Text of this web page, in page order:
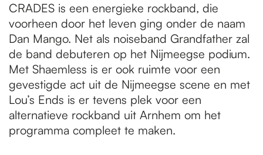
CRADES is een energieke rockband, die
voorheen door het leven ging onder de naam
Dan Mango. Net als noiseband Grandfather zal
de band debuteren op het Nijmeegse podium.
Met Shaemless is er ook ruimte voor een
gevestigde act uit de Nijmeegse scene en met
Lou’s Ends is er tevens plek voor een
alternatieve rockband uit Arnhem om het
programma compleet te maken.